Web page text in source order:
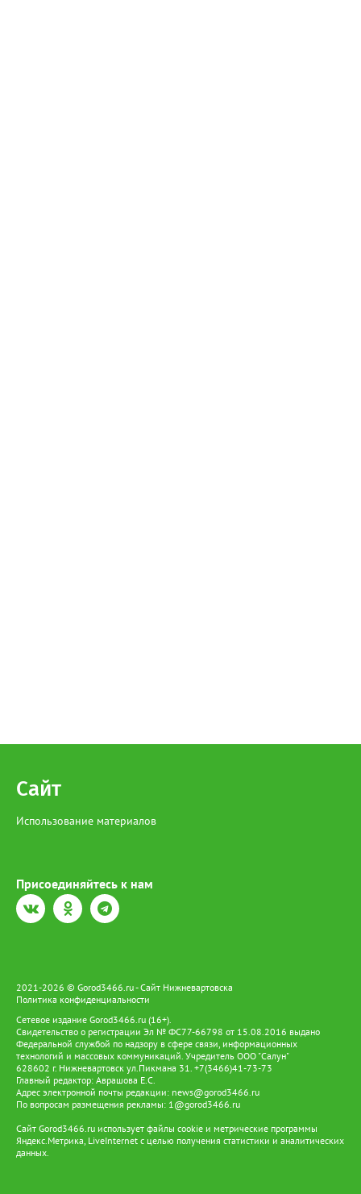
Сайт
Использование материалов
Присоединяйтесь к нам
2021-2026 © Gorod3466.ru - Сайт Нижневартовска
Политика конфиденциальности
Сетевое издание Gorod3466.ru (16+).
Свидетельство о регистрации Эл № ФС77-66798 от 15.08.2016 выдано
Федеральной службой по надзору в сфере связи, информационных
технологий и массовых коммуникаций. Учредитель ООО "Салун"
628602 г. Нижневартовск ул.Пикмана 31. +7(3466)41-73-73
Главный редактор: Аврашова Е.С.
Адрес электронной почты редакции: news@gorod3466.ru
По вопросам размещения рекламы: 1@gorod3466.ru
Сайт Gorod3466.ru использует файлы cookie и метрические программы
Яндекс.Метрика, LiveInternet с целью получения статистики и аналитических
данных.